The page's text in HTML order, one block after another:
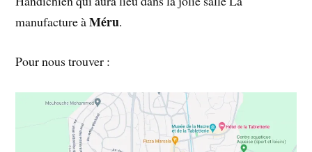
manufacture àMéru.
Pour nous trouver :